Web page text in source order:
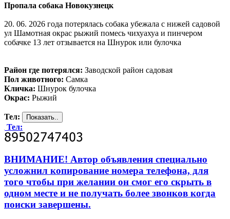
Пропала собака Новокузнецк
20. 06. 2026 года потерялась собака убежала с нижей садовой
ул Шамотная окрас рыжий помесь чихуахуа и пинчером
собачке 13 лет отзывается на Шнурок или булочка
Район где потерялся: Заводской район садовая
Пол животного: Самка
Кличка: Шнурок булочка
Окрас: Рыжий
Тел:
Тел:
ВНИМАНИЕ! Автор объявления специально
усложнил копирование номера телефона, для
того чтобы при желании он смог его скрыть в
одном месте и не получать более звонков когда
поиски завершены.